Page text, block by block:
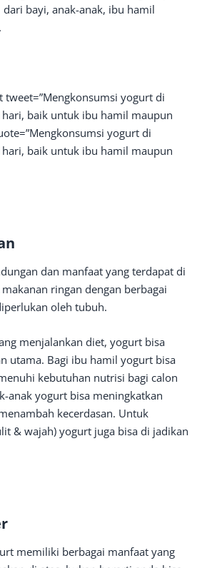
dari bayi, anak-anak, ibu hamil
tweet=”Mengkonsumsi yogurt di
hari, baik untuk ibu hamil maupun
yogurt di
hari, baik untuk ibu hamil maupun
dan manfaat yang terdapat di
ringan dengan berbagai
oleh tubuh.
menjalankan diet, yogurt bisa
utama. Bagi ibu hamil yogurt bisa
kebutuhan nutrisi bagi calon
anak yogurt bisa meningkatkan
kecerdasan. Untuk
& wajah) yogurt juga bisa di jadikan
memiliki berbagai manfaat yang